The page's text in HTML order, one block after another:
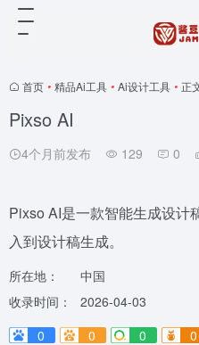
首页 • 精品Ai工具 • Ai设计工具 • 正
Pixso AI
4个月前发布 129 0
Pixso AI是一款智能生成设计
入到设计稿生成。
所在地：
中国
收录时间：
2026-04-03
0
0 0 0